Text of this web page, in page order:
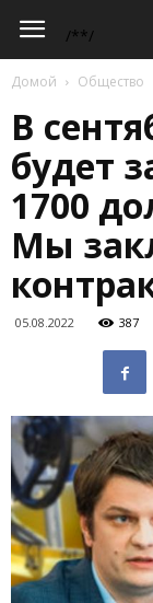
/**/
Actualitati.md
Домой Общество
В
будет
1700
Мы
05.08.2022 387